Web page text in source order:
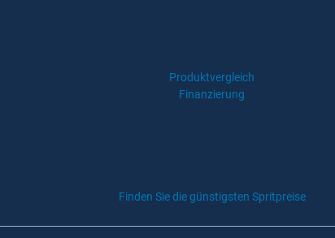
Produktvergleich
Finanzierung
Finden Sie die günstigsten Spritpreise